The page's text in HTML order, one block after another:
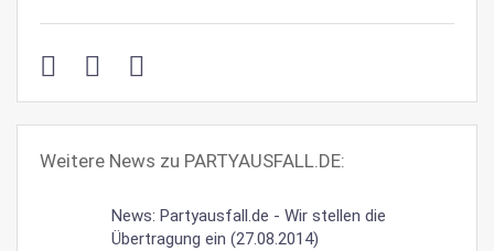
Weitere News zu PARTYAUSFALL.DE:
News: Partyausfall.de - Wir stellen die
Übertragung ein (27.08.2014)